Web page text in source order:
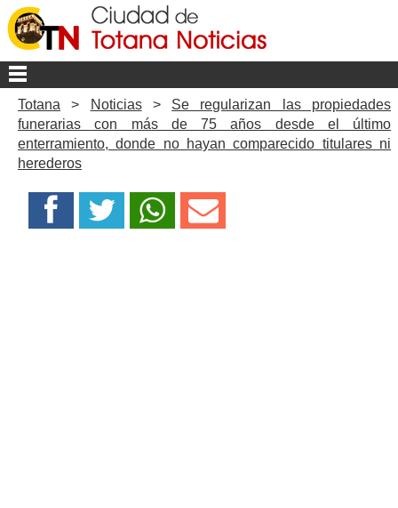
Totana > Noticias> Se regularizan las propiedades
funerarias con más de 75 años desde el último
enterramiento, donde no hayan comparecido titulares ni
herederos